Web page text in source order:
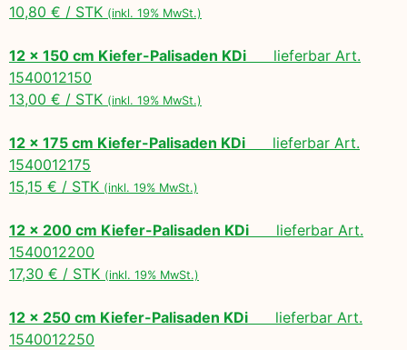
10,80 € / STK (inkl. 19% MwSt.)
12 x 150 cm Kiefer-Palisaden KDi lieferbar Art.
1540012150
13,00 € / STK (inkl. 19% MwSt.)
12 x 175 cm Kiefer-Palisaden KDi lieferbar Art.
1540012175
15,15 € / STK (inkl. 19% MwSt.)
12 x 200 cm Kiefer-Palisaden KDi lieferbar Art.
1540012200
17,30 € / STK (inkl. 19% MwSt.)
12 x 250 cm Kiefer-Palisaden KDi lieferbar Art.
1540012250